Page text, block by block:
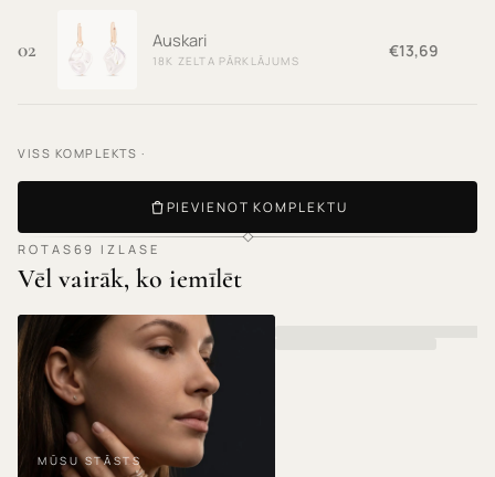
02 Auskari
18K ZELTA PĀRKLĀJUMS
€13,69
VISS KOMPLEKTS ·
PIEVIENOT KOMPLEKTU
ROTAS69 IZLASE
Vēl vairāk, ko iemīlēt
MŪSU STĀSTS